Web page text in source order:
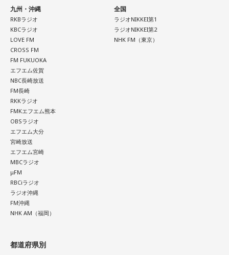
レバーとかを味わいながら、昔ながらの雰囲気が楽しめる」
と話します。「けっこうペッパーが強めで、かなりおいしい
豚串です」と太鼓判を押しました。
お気に入りのステーキ店を尋ねられると、ゴリさんは「エメ
ラルドです」と即答。なかでもプレミアムリブステーキにつ
いては、「脂の乗り方、柔らかさ、肉の質がもうレベルが違
います」と熱く語り、長年愛される名店の魅力を紹介しまし
た。
一方、「お手紙を書きたくなる場所」を尋ねられると、迷わ
ず「沖縄の海」と回答。水中眼鏡をつけて海に潜り、「音を
塞がれた瞬間に、幻想的な世界を勝手に水が演出してくれ
る」と表現します。さらに、水中から見上げる水面には「太
陽の光に反射した美しい光のライン」が広がり、「365日飽
きない。同じ顔を見せないんですよ、自然が」と、その美し
さを語りました。そして海へ向け、「『美しくいてくれてあ
りがとう』という手紙は書きたくなります」と、故郷への深
い愛情をのぞかせました。
挙げたのは、ボクシング元世界王者の具志堅用高さんでし
た。今年で世界王座獲得から50年という節目の年を迎えるこ
九州・沖縄
RKBラジオ
KBCラジオ
LOVE FM
CROSS FM
FM FUKUOKA
エフエム佐賀
NBC長崎放送
FM長崎
RKKラジオ
FMKエフエム熊本
OBSラジオ
エフエム大分
宮崎放送
エフエム宮崎
MBCラジオ
μFM
RBCiラジオ
ラジオ沖縄
FM沖縄
NHK AM（福岡）
全国
ラジオNIKKEI第1
ラジオNIKKEI第2
NHK FM（東京）
都道府県別